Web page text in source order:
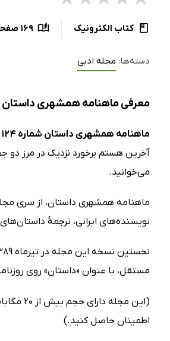
کتاب الکترونیک 169 صفحه
دسته‌ها: مجله ادبی
معرفی ماهنامه همشهری داستان شماره 124 -
ماهنامه همشهری داستان شماره 124 - تیر 1400
آخرین هستم برخورد نزدیک در مرز دو
می‌خوانید.
ماهنامه همشهری داستان، از سری
نویسنده‌های ایرانی، ترجمهٔ
مستقل، با عنوان «داستان» روی
(این
اطمینان حاصل کنید.)